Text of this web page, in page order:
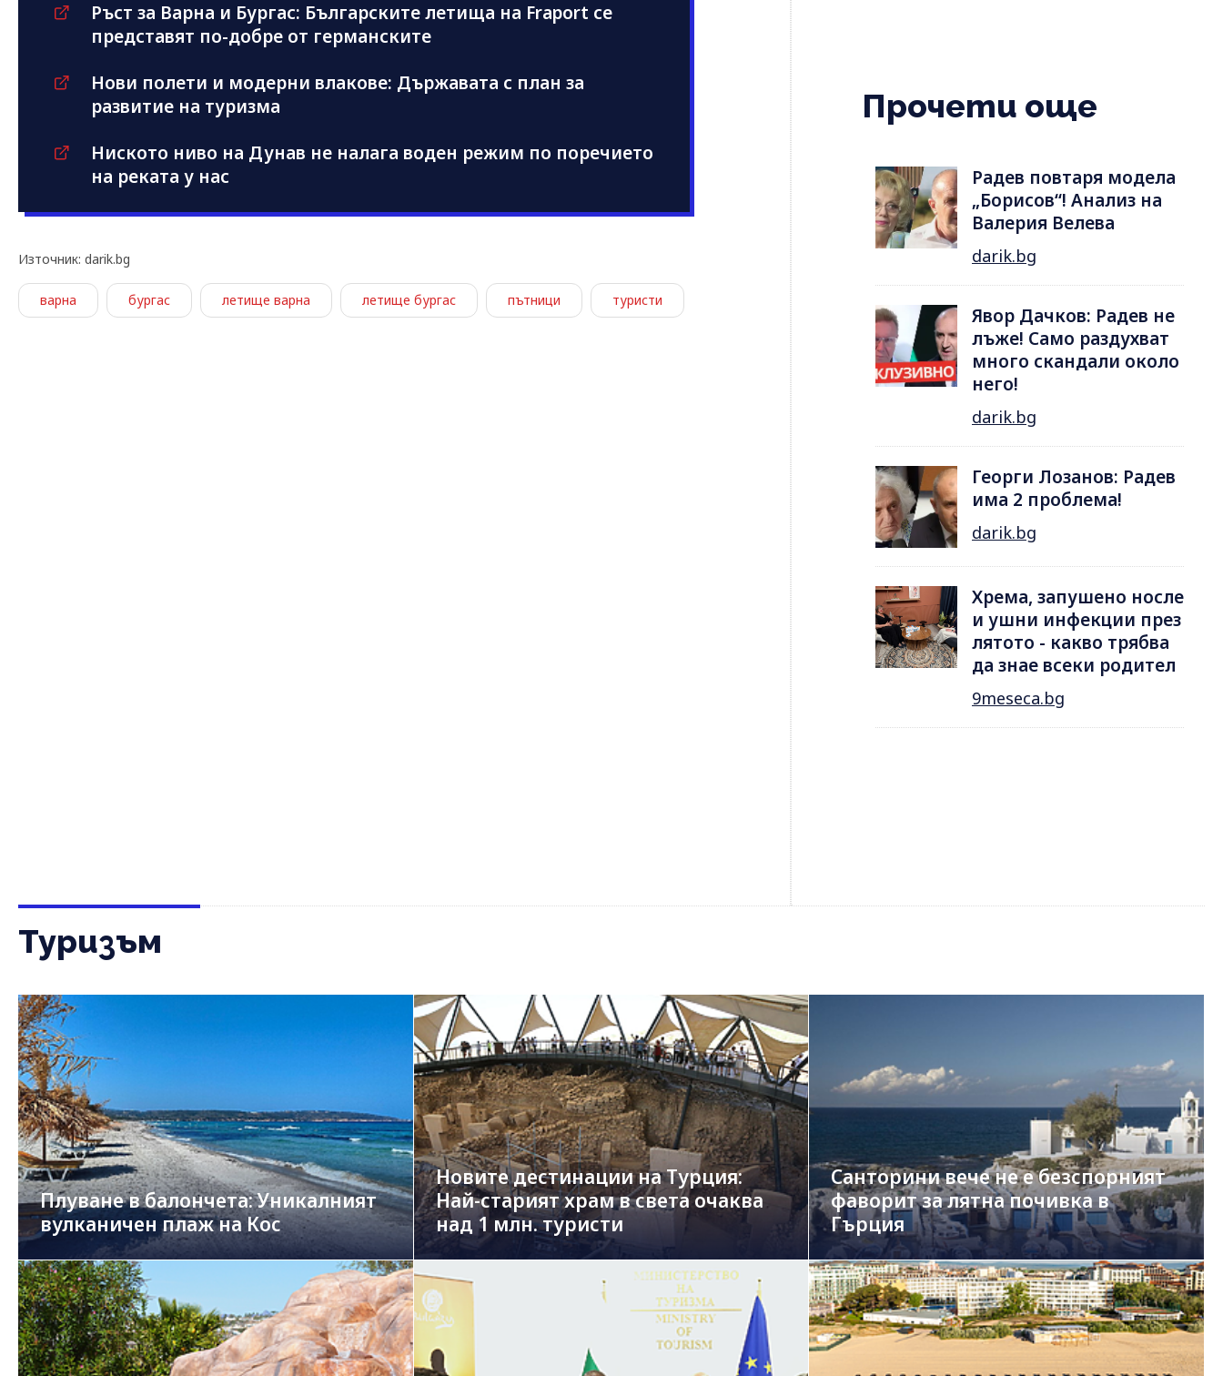
Ръст за Варна и Бургас: Българските летища на Fraport се
представят по-добре от германските
Нови полети и модерни влакове: Държавата с план за
развитие на туризма
Ниското ниво на Дунав не налага воден режим по поречието
на реката у нас
Източник: darik.bg
варна бургас летище варна летище бургас пътници туристи
Прочети още
Радев повтаря модела
„Борисов“! Анализ на
Валерия Велева
darik.bg
Явор Дачков: Радев не
лъже! Само раздухват
много скандали около
него!
darik.bg
Георги Лозанов: Радев
има 2 проблема!
darik.bg
Хрема, запушено носле
и ушни инфекции през
лятотo - какво трябва
да знае всеки родител
9meseca.bg
Туризъм
Плуване в балончета: Уникалният
вулканичен плаж на Кос
Новите дестинации на Турция:
Най-старият храм в света очаква
над 1 млн. туристи
Санторини вече не е безспорният
фаворит за лятна почивка в
Гърция